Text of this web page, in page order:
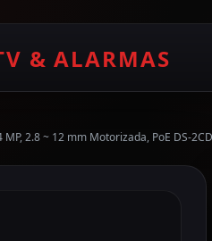
& ALARMAS
2.8 ~ 12 mm Motorizada, PoE DS-